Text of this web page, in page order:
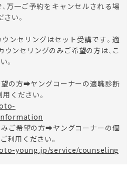
万一ご予約をキャンセルされる場
い。
ウンセリングはセット受講です。適
ウンセリングのみご希望の方は、こ
。
の方➡ヤングコーナーの適職診断
用ください。
ご希望の方➡ヤングコーナーの個
利用ください。
young.jp/service/counseling